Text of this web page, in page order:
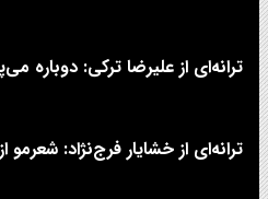
ترانه‌ای از علیرضا ترکی: دوباره
ترانه‌ای از خشایار فرج‌نژاد: